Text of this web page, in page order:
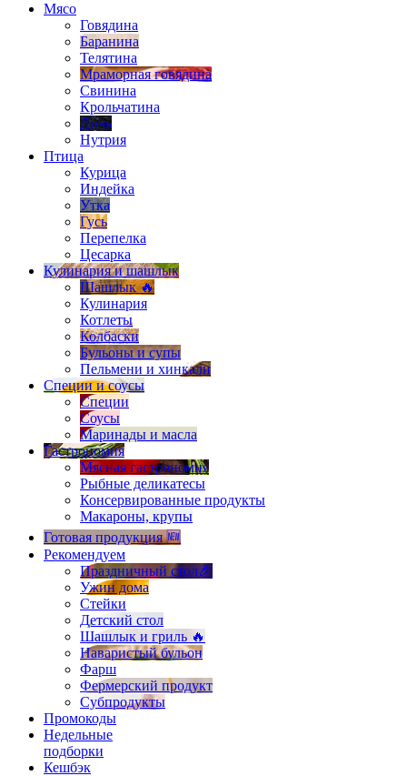
Мясо
Говядина
Баранина
Телятина
Мраморная говядина
Свинина
Крольчатина
Дичь
Нутрия
Птица
Курица
Индейка
Утка
Гусь
Перепелка
Цесарка
Кулинария и шашлык
Шашлык 🔥
Кулинария
Котлеты
Колбаски
Бульоны и супы
Пельмени и хинкали
Специи и соусы
Специи
Соусы
Маринады и масла
Гастрономия
Мясная гастрономия
Рыбные деликатесы
Консервированные продукты
Макароны, крупы
Готовая продукция 🆕
Рекомендуем
Праздничный стол🎉
Ужин дома
Стейки
Детский стол
Шашлык и гриль 🔥
Наваристый бульон
Фарш
Фермерский продукт
Субпродукты
Промокоды
Недельные
подборки
Кешбэк